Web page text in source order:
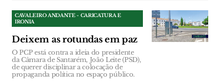
CAVALEIRO ANDANTE - CARICATURA E
IRONIA
Deixem as rotundas em paz
O PCP está contra a ideia do presidente
da Câmara de Santarém, João Leite (PSD),
de querer disciplinar a colocação de
propaganda política no espaço público.